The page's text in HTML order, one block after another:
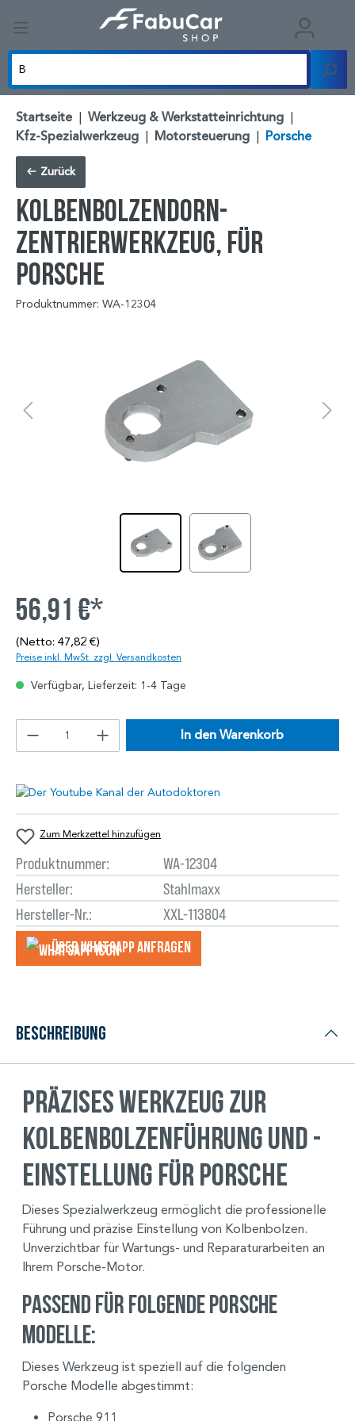
Startseite | Werkzeug & Werkstatteinrichtung |
Kfz-Spezialwerkzeug | Motorsteuerung | Porsche
Zurück
Kolbenbolzendorn-
Zentrierwerkzeug, für
Porsche
Produktnummer: WA-12304
56,91 €*
(Netto: 47,82 €)
Preise inkl. MwSt. zzgl. Versandkosten
Verfügbar, Lieferzeit: 1-4 Tage
In den Warenkorb
Zum Merkzettel hinzufügen
Produktnummer:
WA-12304
Hersteller:
Stahlmaxx
Hersteller-Nr.:
XXL-113804
Über WhatsApp anfragеn
Beschreibung
Präzises Werkzeug zur
Kolbenbolzenführung und -
einstellung für Porsche
Dieses Spezialwerkzeug ermöglicht die professionelle
Führung und präzise Einstellung von Kolbenbolzen.
Unverzichtbar für Wartungs- und Reparaturarbeiten an
Ihrem Porsche-Motor.
Passend für folgende Porsche
Modelle:
Dieses Werkzeug ist speziell auf die folgenden
Porsche Modelle abgestimmt:
Porsche 911